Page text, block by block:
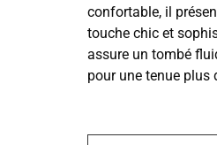
confortable, il
touche chic et
assure un tombé
pour une tenue plus